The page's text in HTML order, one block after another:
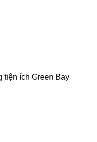
tiện ích Green Bay